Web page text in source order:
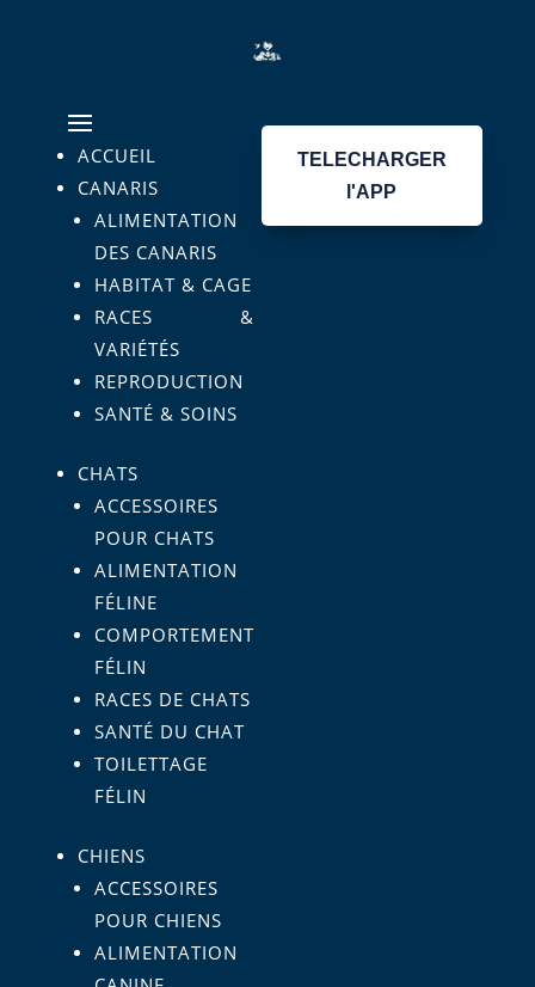
ACCUEIL
CANARIS
ALIMENTATION
DES CANARIS
HABITAT & CAGE
RACES &
VARIÉTÉS
REPRODUCTION
SANTÉ & SOINS
CHATS
ACCESSOIRES
POUR CHATS
ALIMENTATION
FÉLINE
COMPORTEMENT
FÉLIN
RACES DE CHATS
SANTÉ DU CHAT
TOILETTAGE
FÉLIN
CHIENS
ACCESSOIRES
POUR CHIENS
ALIMENTATION
TELECHARGER
l'APP